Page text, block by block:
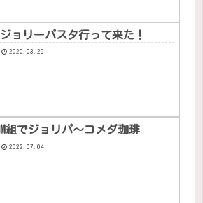
ジョリーパスタ行って来た！
2020.03.29
M組でジョリパ〜コメダ珈琲
2022.07.04